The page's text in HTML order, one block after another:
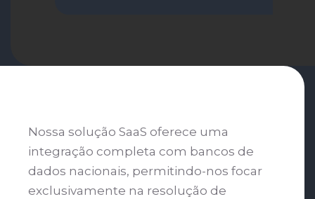
Nossa solução SaaS oferece uma
integração completa com bancos de
dados nacionais, permitindo-nos focar
exclusivamente na resolução de